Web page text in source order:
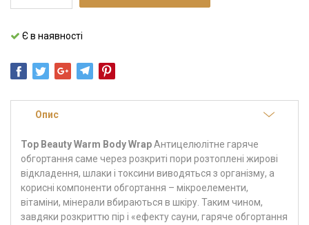
Є в наявності
Опис
Top Beauty Warm Body WrapАнтицелюлітне гаряче
обгортання саме через розкриті пори розтоплені жирові
відкладення, шлаки і токсини виводяться з організму, а
корисні компоненти обгортання – мікроелементи,
вітаміни, мінерали вбираються в шкіру. Таким чином,
завдяки розкриттю пір і «ефекту сауни, гаряче обгортання